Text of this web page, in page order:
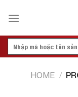
Search
HOME /